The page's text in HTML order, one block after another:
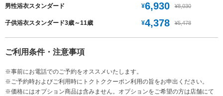
男性浴衣スタンダード ¥6,930 ¥8,030
子供浴衣スタンダード3歳～11歳 ¥4,378 ¥5,478
ご利用条件・注意事項
※事前にお電話でのご予約をオススメいたします。
※ご予約時およびご利用時にトクトククーポン利用の旨をお申出ください。
※価格にはオプション商品は含みません。オプションをご希望の方は店舗にて